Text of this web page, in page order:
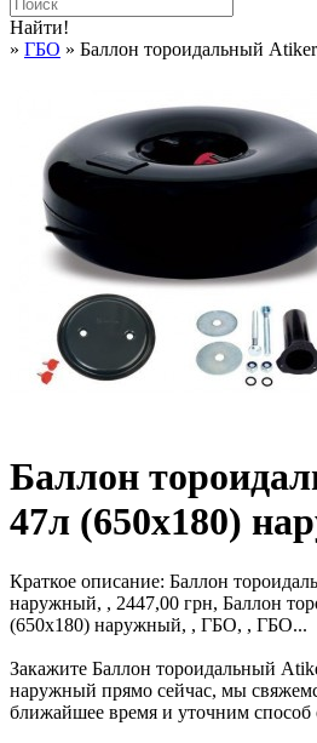
Найти!
» ГБО » Баллон тороидальный
Баллон
47л (650х180)
Краткое описание: Баллон
наружный, , 2447,00 грн, Баллон
(650х180) наружный, , ГБО, , ГБО...
Закажите Баллон тороидальный
наружный прямо сейчас, мы
ближайшее время и уточним способ